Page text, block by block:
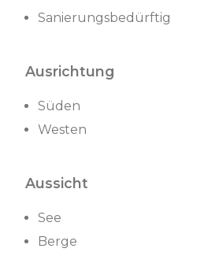
Sanierungsbedürftig
Ausrichtung
Süden
Westen
Aussicht
See
Berge